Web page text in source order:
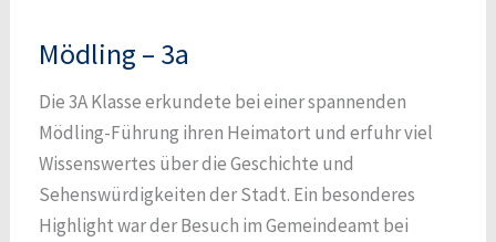
Mödling – 3a
Die 3A Klasse erkundete bei einer spannenden
Mödling-Führung ihren Heimatort und erfuhr viel
Wissenswertes über die Geschichte und
Sehenswürdigkeiten der Stadt. Ein besonderes
Highlight war der Besuch im Gemeindeamt bei